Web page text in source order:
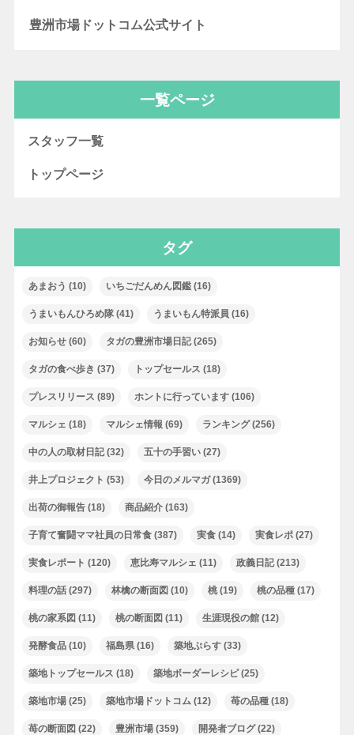
豊洲市場ドットコム公式サイト
一覧ページ
スタッフ一覧
トップページ
タグ
あまおう (10) いちごだんめん図鑑(16)
うまいもんひろめ隊(41) うまいもん特派員 (16)
お知らせ(60) タガの豊洲市場日記(265)
タガの食べ歩き (37) トップセールス (18)
プレスリリース (89) ホントに行っています(106)
マルシェ (18) マルシェ情報 (69) ランキング(256)
中の人の取材日記(32) 五十の手習い(27)
井上プロジェクト (53) 今日のメルマガ(1369)
出荷の御報告(18) 商品紹介(163)
子育て奮闘ママ社員の日常食(387) 実食(14) 実食レポ(27)
実食レポート (120) 恵比寿マルシェ (11) 政義日記(213)
料理の話(297) 林檎の断面図 (10) 桃(19) 桃の品種(17)
桃の家系図 (11) 桃の断面図 (11) 生涯現役の館(12)
発酵食品(10) 福島県(16) 築地ぷらす(33)
築地トップセールス (18) 築地ボーダーレシピ(25)
築地市場(25) 築地市場ドットコム(12) 苺の品種(18)
苺の断面図 (22) 豊洲市場(359) 開発者ブログ(22)